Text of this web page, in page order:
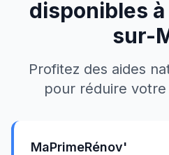
disponibles à
sur-
Profitez des aides
pour réduire
MaPrimeRénov'